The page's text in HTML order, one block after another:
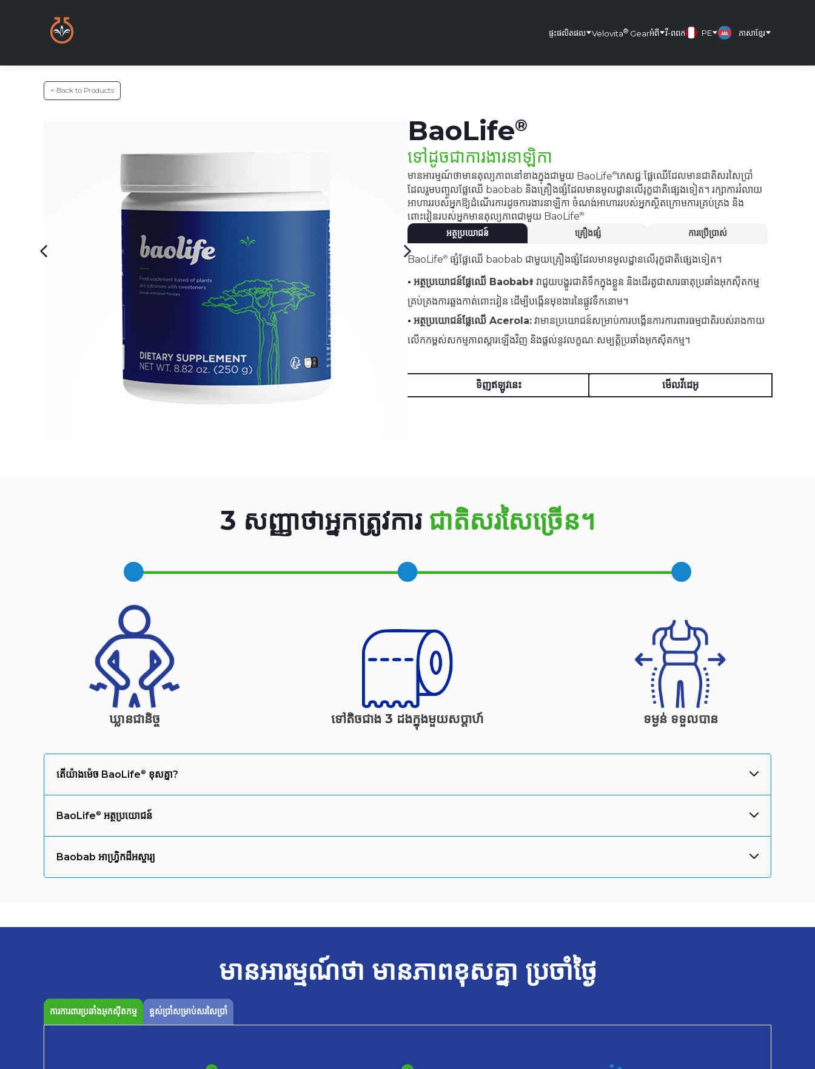
ផ្ទះផលិតផល Velovita® Gearអំពី វី-ពពក PE ភាសាខ្មែរ
< Back to Products
BaoLife
ទៅដូចជាការងារនាឡិកា
មានអារម្មណ៍ថាមានតុល្យភាពនៅខាងក្នុងជាមួយ BaoLife ភេសជ្ជៈផ្លែឈើដែលមានជាតិសរសៃប្រាំ
ដែលរួមបញ្ចូលផ្លែឈើ baobab និងគ្រឿងផ្សំដែលមានមូលដ្ឋានលើរុក្ខជាតិផ្សេងទៀត។ រក្សាការរំលាយ
អាហាររបស់អ្នកឱ្យដំណើរការដូចការងារនាឡិកា ចំណង់អាហាររបស់អ្នកស្ថិតក្រោមការគ្រប់គ្រង និង
ពោះវៀនរបស់អ្នកមានតុល្យភាពជាមួយ BaoLife
អត្ថប្រយោជន៍ គ្រឿងផ្សំ ការប្រើប្រាស់
BaoLife
ផ្សំផ្លែឈើ baobab ជាមួយគ្រឿងផ្សំដែលមានមូលដ្ឋានលើរុក្ខជាតិផ្សេងទៀត។
• អត្ថប្រយោជន៍ផ្លែឈើ Baobab៖ វាជួយបង្ហូរជាតិទឹកក្នុងខ្លួន និងដើរតួជាសារធាតុប្រឆាំងអុកស៊ីតកម្ម
គ្រប់គ្រងការឆ្លងកាត់ពោះវៀន ដើម្បីបង្កើនមុខងារនៃផ្លូវទឹកនោម។
• អត្ថប្រយោជន៍ផ្លែឈើ Acerola: វាមានប្រយោជន៍សម្រាប់ការបង្កើនការការពារធម្មជាតិរបស់រាងកាយ
លើកកម្ពស់សកម្មភាពស្តារឡើងវិញ និងផ្តល់នូវលក្ខណៈសម្បត្តិប្រឆាំងអុកស៊ីតកម្ម។
ទិញឥឡូវនេះ មើលវីដេអូ
3 សញ្ញាថាអ្នកត្រូវការ ជាតិសរសៃច្រើន។
ឃ្លានជានិច្ច ទៅតិចជាង 3 ដងក្នុងមួយសប្តាហ៍ ទម្ងន់ទទួលបាន
តើយ៉ាងម៉េច BaoLife ខុសគ្នា?
BaoLife អត្ថប្រយោជន៍
Baobab អាហ្វ្រិកដ៏អស្ចារ្យ
មានអារម្មណ៍ថា មានភាពខុសគ្នា ប្រចាំថ្ងៃ
ការការពារប្រឆាំងអុកស៊ីតកម្ម ខ្ពស់ប្រាំសម្រាប់សរសៃប្រាំ